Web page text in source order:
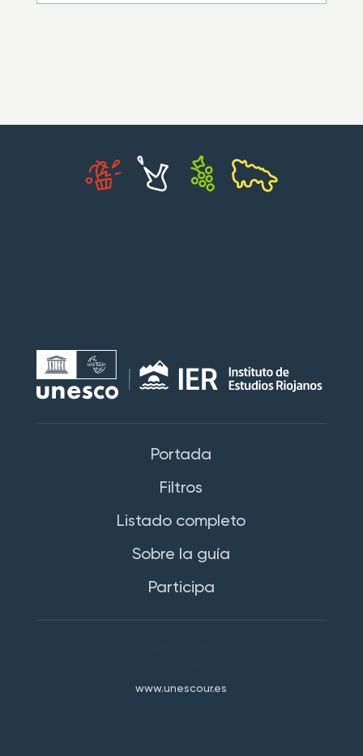
Portada
Filtros
Listado completo
Sobre la guía
Participa
www.unescour.es